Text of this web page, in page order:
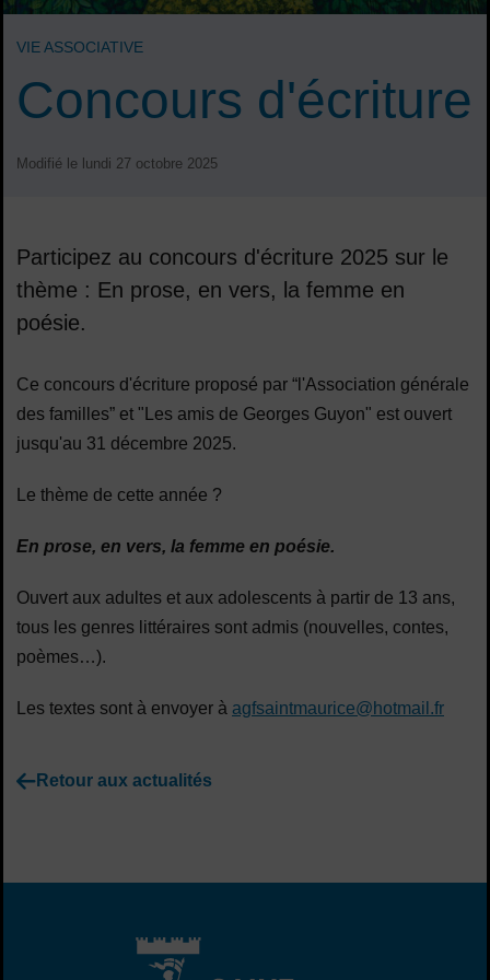
Concours d'écriture
VIE ASSOCIATIVE
Modifié le lundi 27 octobre 2025
Participez au concours d'écriture 2025 sur le
thème : En prose, en vers, la femme en
poésie.
Ce concours d'écriture proposé par “l'Association générale
des familles” et "Les amis de Georges Guyon" est ouvert
jusqu'au 31 décembre 2025.
Le thème de cette année ?
En prose, en vers, la femme en poésie.
Ouvert aux adultes et aux adolescents à partir de 13 ans,
tous les genres littéraires sont admis (nouvelles, contes,
poèmes…).
Les textes sont à envoyer à agfsaintmaurice@hotmail.fr
Retour aux actualités